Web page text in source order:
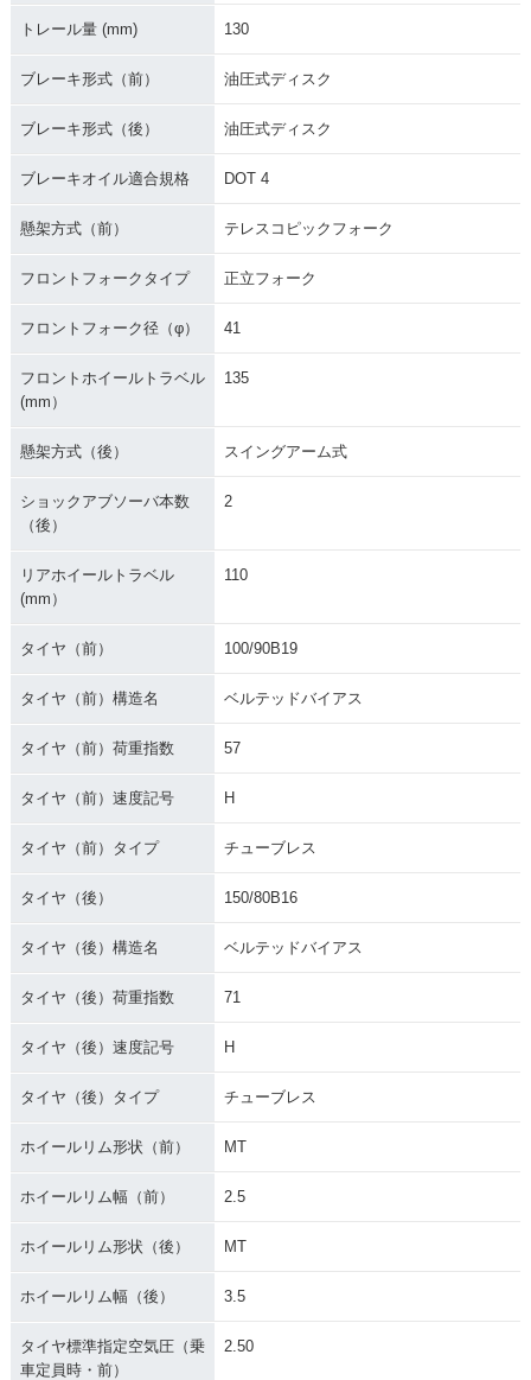
トレール量 (mm) 130
ブレーキ形式（前） 油圧式ディスク
ブレーキ形式（後） 油圧式ディスク
ブレーキオイル適合規格 DOT 4
懸架方式（前） テレスコピックフォーク
フロントフォークタイプ 正立フォーク
フロントフォーク径（φ） 41
フロントホイールトラベル
(mm）
135
懸架方式（後） スイングアーム式
ショックアブソーバ本数
（後）
2
リアホイールトラベル
(mm）
110
タイヤ（前） 100/90B19
タイヤ（前）構造名 ベルテッドバイアス
タイヤ（前）荷重指数 57
タイヤ（前）速度記号 H
タイヤ（前）タイプ チューブレス
タイヤ（後） 150/80B16
タイヤ（後）構造名 ベルテッドバイアス
タイヤ（後）荷重指数 71
タイヤ（後）速度記号 H
タイヤ（後）タイプ チューブレス
ホイールリム形状（前） MT
ホイールリム幅（前） 2.5
ホイールリム形状（後） MT
ホイールリム幅（後） 3.5
タイヤ標準指定空気圧（乗
車定員時・前）
2.50